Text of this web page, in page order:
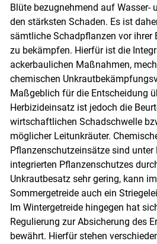
Blüte bezugnehmend auf
den stärksten Schaden. Es ist
sämtliche Schadpflanzen vor ihrer
zu bekämpfen. Hierfür ist die
ackerbaulichen Maßnahmen,
chemischen
Maßgeblich für die Entscheidung
Herbizideinsatz ist jedoch die
wirtschaftlichen Schadschwelle
möglicher Leitunkräuter.
Pflanzenschutzeinsätze sind
integrierten Pflanzenschutzes
Unkrautbesatz sehr gering, kann
Sommergetreide auch ein
Im Wintergetreide hingegen hat
Regulierung zur Absicherung des
bewährt. Hierfür stehen